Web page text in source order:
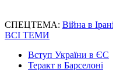
СПЕЦТЕМА: Війна в Ірані
ВСІ ТЕМИ
Вступ України в ЄС
Теракт в Барселоні